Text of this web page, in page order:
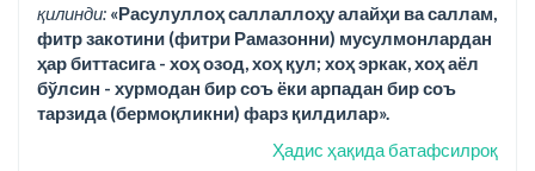
қилинди: «Расулуллоҳ саллаллоҳу алайҳи ва саллам,
фитр закотини (фитри Рамазонни) мусулмонлардан
ҳар биттасига - хоҳ озод, хоҳ қул; хоҳ эркак, хоҳ аёл
бўлсин - хурмодан бир соъ ёки арпадан бир соъ
тарзида (бермоқликни) фарз қилдилар».
Ҳадис ҳақида батафсилроқ